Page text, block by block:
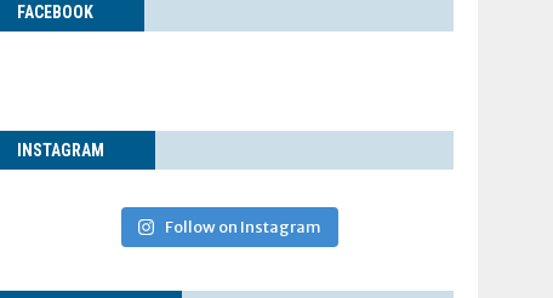
FACE­BOOK
INS­TA­GRAM
Follow on Instagram